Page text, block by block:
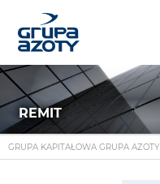
REMIT
GRUPA KAPITAŁOWA GRUPA AZOTY